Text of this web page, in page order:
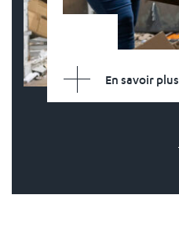
En savoir plus